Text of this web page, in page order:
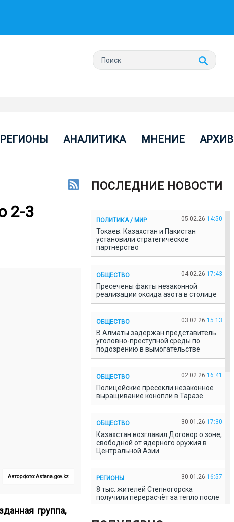
РЕГИОНЫ АНАЛИТИКА МНЕНИЕ АРХИВ
2-3
Автор фото: Astana.gov.kz
группа,
ПОСЛЕДНИЕ НОВОСТИ
ПОЛИТИКА / МИР 05.02.26 14:50
Токаев: Казахстан и Пакистан
установили стратегическое
партнерство
ОБЩЕСТВО 04.02.26 17:43
Пресечены факты незаконной
реализации оксида азота в столице
ОБЩЕСТВО 03.02.26 15:13
В Алматы задержан представитель
уголовно-преступной среды по
подозрению в вымогательстве
ОБЩЕСТВО 02.02.26 16:41
Полицейские пресекли незаконное
выращивание конопли в Таразе
ОБЩЕСТВО 30.01.26 17:30
Казахстан возглавил Договор о зоне,
свободной от ядерного оружия в
Центральной Азии
РЕГИОНЫ 30.01.26 16:57
8 тыс. жителей Степногорска
получили перерасчёт за тепло после